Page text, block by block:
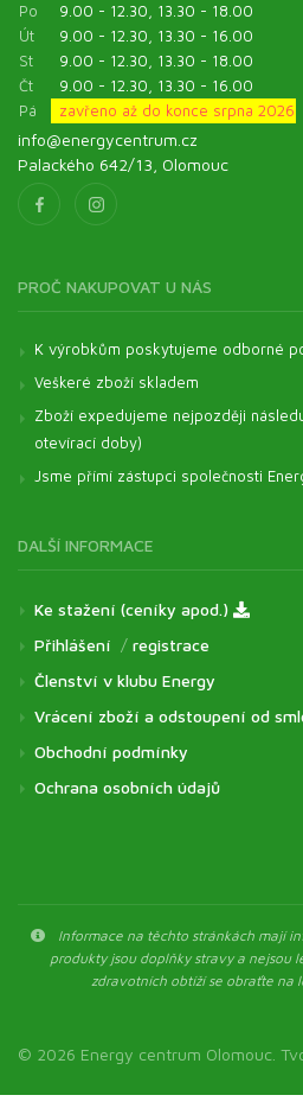
Po
9.00 - 12.30, 13.30 - 18.00
Út
9.00 - 12.30, 13.30 - 16.00
St
9.00 - 12.30, 13.30 - 18.00
Čt
9.00 - 12.30, 13.30 - 16.00
Pá
zavřeno až do konce srpna 2026
info@energycentrum.cz
Palackého 642/13, Olomouc
PROČ NAKUPOVAT U NÁS
K výrobkům poskytujeme odborné
Veškeré zboží skladem
Zboží expedujeme nejpozději
otevírací doby)
Jsme přímí zástupci společnosti
DALŠÍ INFORMACE
Ke stažení (ceníky apod.)
Přihlášení / registrace
Členství v klubu Energy
Vrácení zboží a odstoupení od
Obchodní podmínky
Ochrana osobních údajů
Informace na těchto stránkách mají
produkty jsou doplňky stravy a nejsou
zdravotních obtíží se obraťte na
© 2026 Energy centrum Olomouc.